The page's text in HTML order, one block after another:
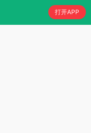
打开APP